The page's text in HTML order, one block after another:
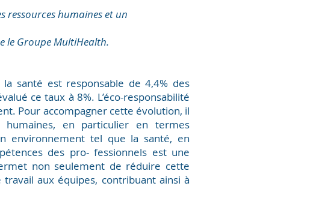
ressources humaines et un
le Groupe MultiHealth.
santé est responsable de 4,4% des
ce taux à 8%. L’éco-responsabilité
Pour accompagner cette évolution, il
en particulier en termes
environnement tel que la santé, en
des pro- fessionnels est une
non seulement de réduire cette
aux équipes, contribuant ainsi à